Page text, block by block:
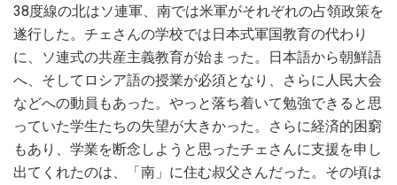
38度線の北はソ連軍、南では米軍がそれぞれの占領政策を
遂行した。チェさんの学校では日本式軍国教育の代わり
に、ソ連式の共産主義教育が始まった。日本語から朝鮮語
へ、そしてロシア語の授業が必須となり、さらに人民大会
などへの動員もあった。やっと落ち着いて勉強できると思
っていた学生たちの失望が大きかった。さらに経済的困窮
もあり、学業を断念しようと思ったチェさんに支援を申し
出てくれたのは、「南」に住む叔父さんだった。その頃は